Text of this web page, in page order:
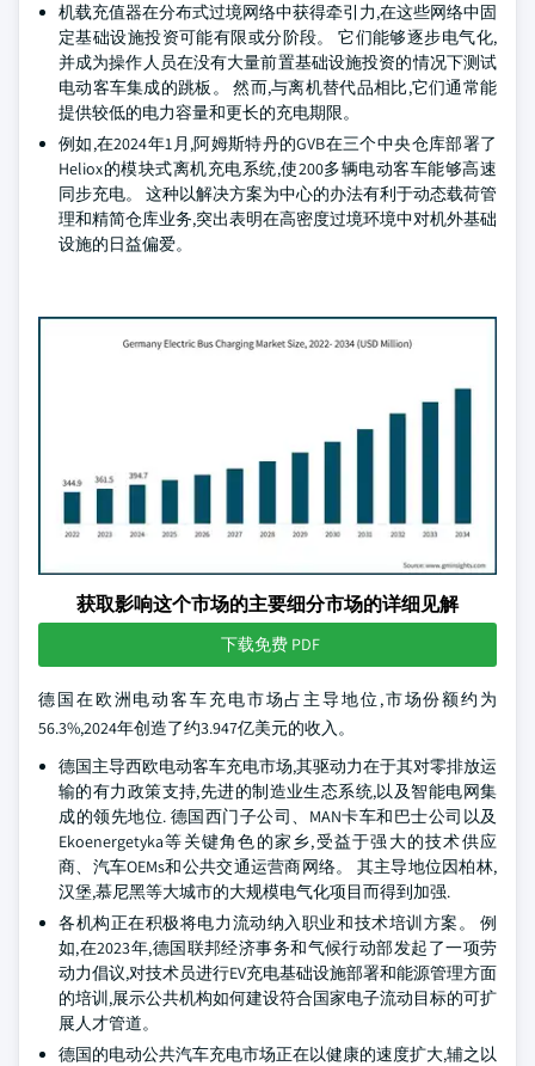
机载充值器在分布式过境网络中获得牵引力,在这些网络中固
定基础设施投资可能有限或分阶段。 它们能够逐步电气化,
并成为操作人员在没有大量前置基础设施投资的情况下测试
电动客车集成的跳板。 然而,与离机替代品相比,它们通常能
提供较低的电力容量和更长的充电期限。
例如,在2024年1月,阿姆斯特丹的GVB在三个中央仓库部署了
Heliox的模块式离机充电系统,使200多辆电动客车能够高速
同步充电。 这种以解决方案为中心的办法有利于动态载荷管
理和精简仓库业务,突出表明在高密度过境环境中对机外基础
设施的日益偏爱。
获取影响这个市场的主要细分市场的详细见解
下载免费 PDF
德国在欧洲电动客车充电市场占主导地位,市场份额约为
56.3%,2024年创造了约3.947亿美元的收入。
德国主导西欧电动客车充电市场,其驱动力在于其对零排放运
输的有力政策支持,先进的制造业生态系统,以及智能电网集
成的领先地位. 德国西门子公司、MAN卡车和巴士公司以及
Ekoenergetyka等关键角色的家乡,受益于强大的技术供应
商、汽车OEMs和公共交通运营商网络。 其主导地位因柏林,
汉堡,慕尼黑等大城市的大规模电气化项目而得到加强.
各机构正在积极将电力流动纳入职业和技术培训方案。 例
如,在2023年,德国联邦经济事务和气候行动部发起了一项劳
动力倡议,对技术员进行EV充电基础设施部署和能源管理方面
的培训,展示公共机构如何建设符合国家电子流动目标的可扩
展人才管道。
德国的电动公共汽车充电市场正在以健康的速度扩大,辅之以